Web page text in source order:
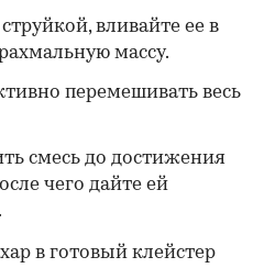
вливайте ее в
массу.
перемешивать весь
смесь до достижения
чего дайте ей
в готовый клейстер